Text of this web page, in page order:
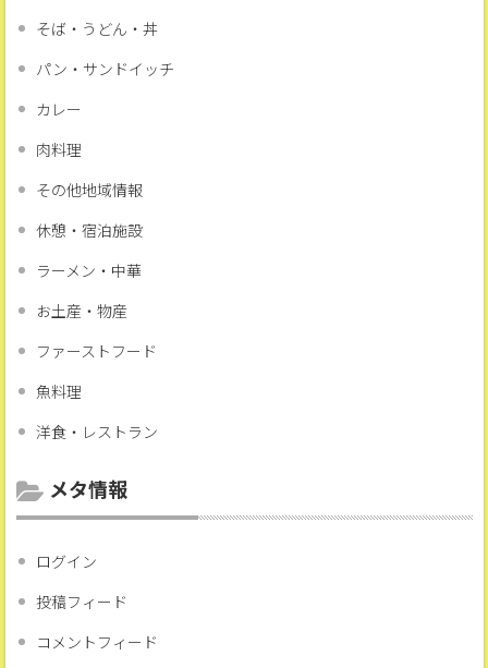
そば・うどん・丼
パン・サンドイッチ
カレー
肉料理
その他地域情報
休憩・宿泊施設
ラーメン・中華
お土産・物産
ファーストフード
魚料理
洋食・レストラン
メタ情報
ログイン
投稿フィード
コメントフィード